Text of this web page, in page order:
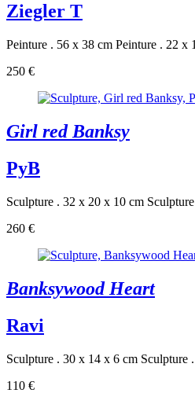
Ziegler T
Peinture . 56 x 38 cm Peinture . 22 x
250 €
Girl red Banksy
PyB
Sculpture . 32 x 20 x 10 cm
260 €
Banksywood Heart
Ravi
Sculpture . 30 x 14 x 6 cm Sculpture
110 €